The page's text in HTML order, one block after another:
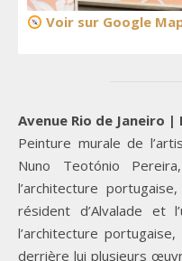
Voir sur Google
Avenue Rio de Janeiro
Peinture murale de
Nuno Teotónio
l’architecture
résident d’Alvalade et
l’architecture
derrière lui plusieurs